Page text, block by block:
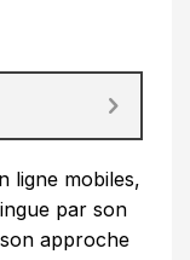
ligne mobiles,
par son
approche